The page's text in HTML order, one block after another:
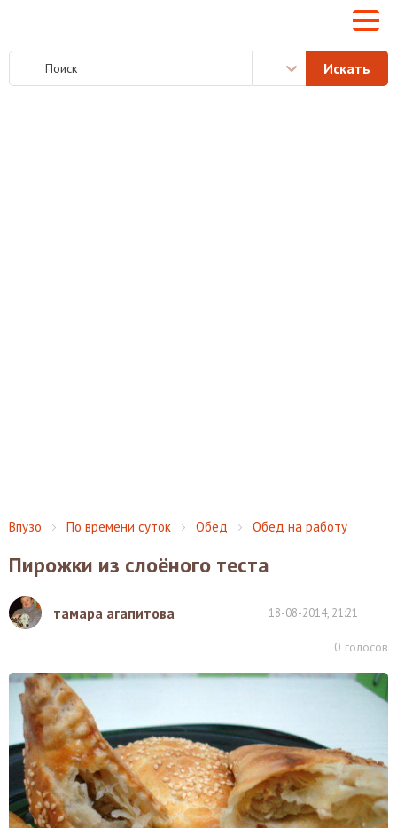
Впузо По времени суток Обед Обед на работу
Пирожки из слоёного теста
тамара агапитова 18-08-2014, 21:21
0 голосов